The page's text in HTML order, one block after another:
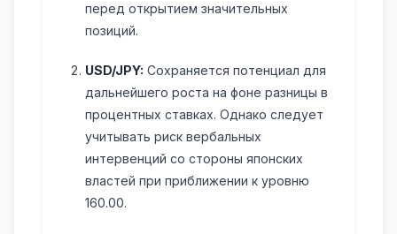
перед открытием значительных
позиций.
USD/JPY: Сохраняется потенциал для
дальнейшего роста на фоне разницы в
процентных ставках. Однако следует
учитывать риск вербальных
интервенций со стороны японских
властей при приближении к уровню
160.00.